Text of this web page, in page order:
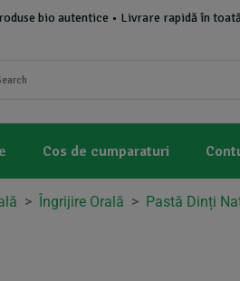
bio autentice • Livrare rapidă în
Cos de cumparaturi
> Îngrijire Orală > Pastă Dinți